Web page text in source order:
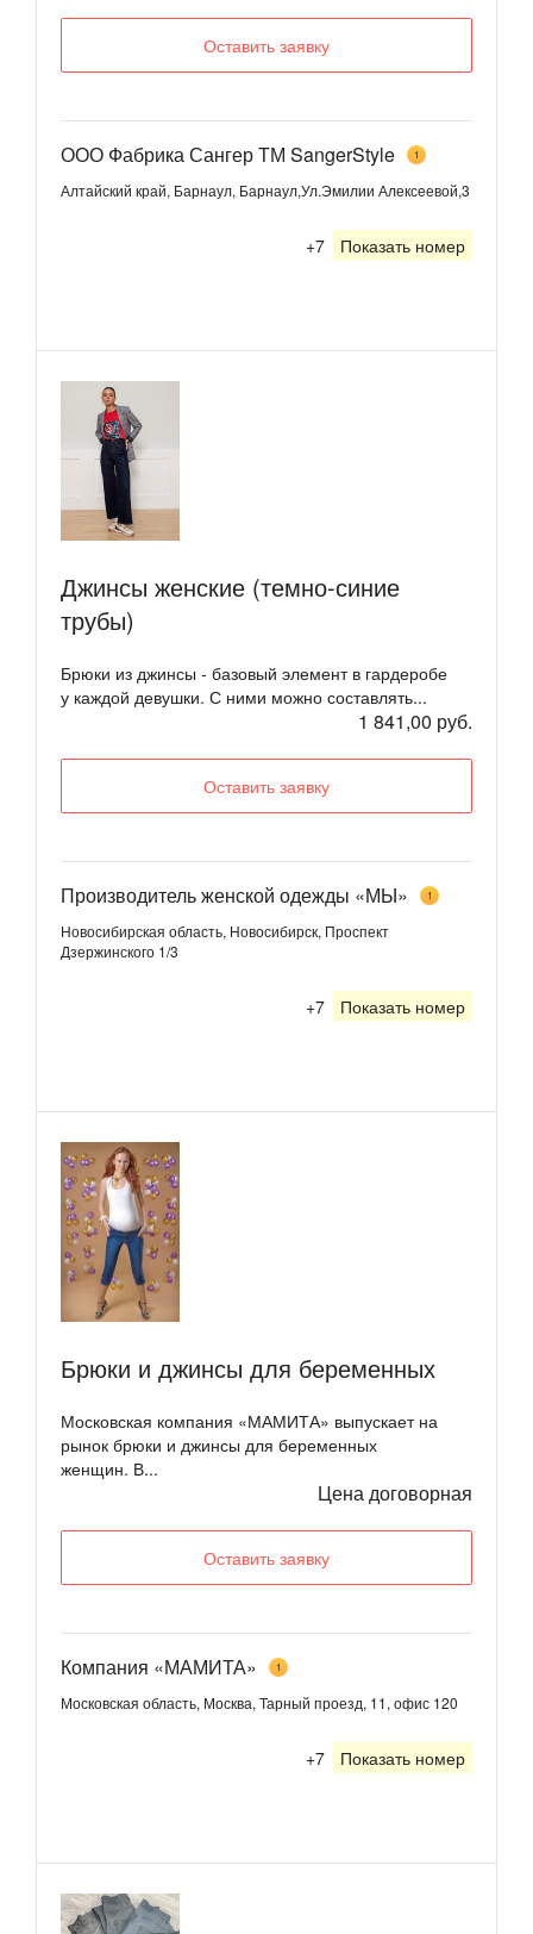
Оставить заявку
ООО Фабрика Сангер ТМ SangerStyle 1
Алтайский край, Барнаул, Барнаул,Ул.Эмилии Алексеевой,3
+7 Показать номер
Джинсы женские (темно-синие
трубы)
Брюки из джинсы - базовый элемент в гардеробе
у каждой девушки. С ними можно составлять...
1 841,00 руб.
Оставить заявку
Производитель женской одежды «МЫ» 1
Новосибирская область, Новосибирск, Проспект
Дзержинского 1/3
+7 Показать номер
Брюки и джинсы для беременных
Московская компания «МАМИТА» выпускает на
рынок брюки и джинсы для беременных
женщин. В...
Цена договорная
Оставить заявку
Компания «МАМИТА» 1
Московская область, Москва, Тарный проезд, 11, офис 120
+7 Показать номер